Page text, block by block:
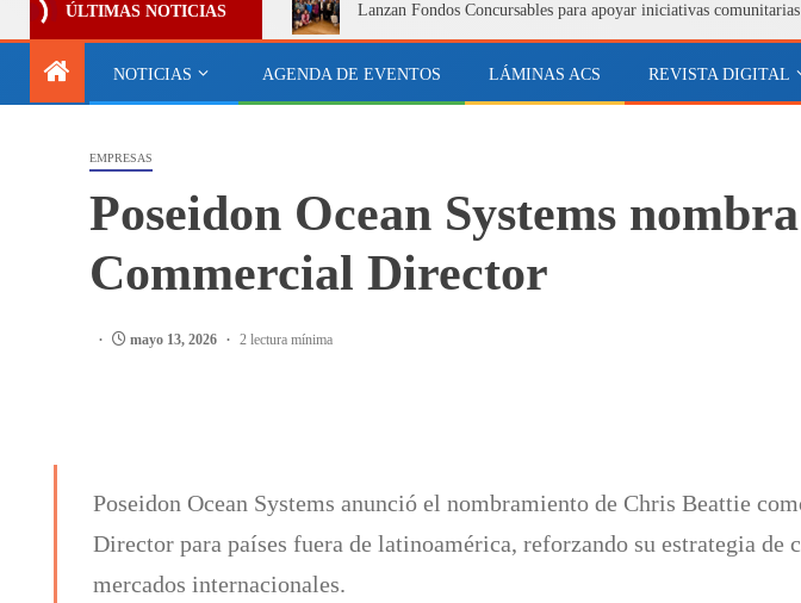
ÚLTIMAS NOTICIAS Lanzan Fondos Concursables para apoyar iniciativas
NOTICIAS AGENDA DE EVENTOS LÁMINAS ACS REVISTA DIGITAL
EMPRESAS
Poseidon Ocean Systems
Commercial Director
mayo 13, 2026 2 lectura mínima
Poseidon Ocean Systems anunció el nombramiento de Chris Beattie
Director para países fuera de latinoamérica, reforzando su estrategia de
mercados internacionales.